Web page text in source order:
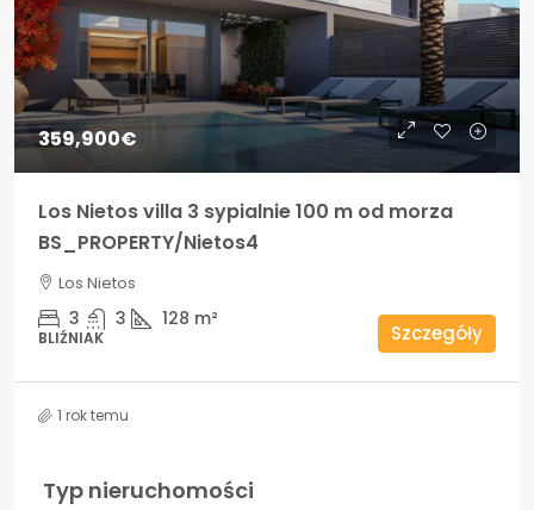
359,900€
Los Nietos villa 3 sypialnie 100 m od morza
BS_PROPERTY/Nietos4
Los Nietos
3 3 128 m²
BLIŹNIAK Szczegóły
1 rok temu
Typ nieruchomości